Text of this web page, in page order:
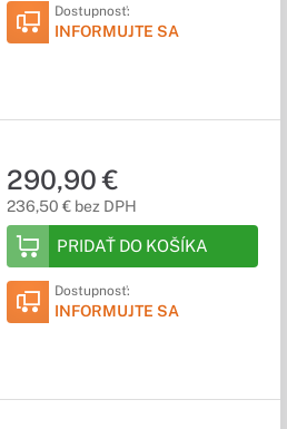
Dostupnosť:
INFORMUJTE SA
290,90 €
236,50 € bez DPH
PRIDAŤ DO KOŠÍKA
Dostupnosť:
INFORMUJTE SA